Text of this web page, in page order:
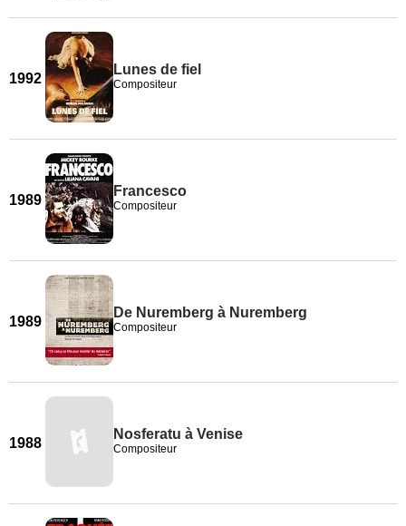
1992
Lunes de fiel
Compositeur
1989
Francesco
Compositeur
1989
De Nuremberg à Nuremberg
Compositeur
1988
Nosferatu à Venise
Compositeur